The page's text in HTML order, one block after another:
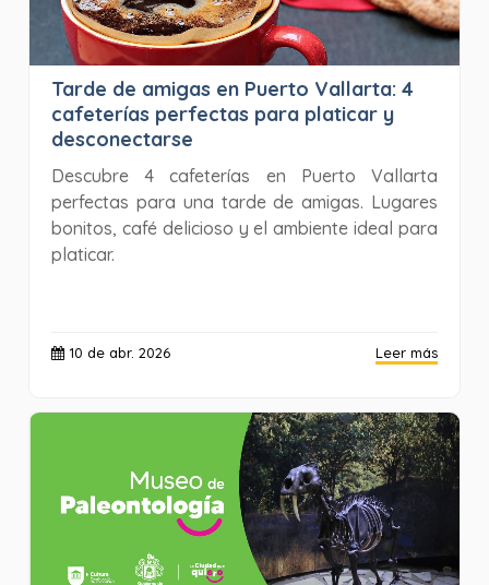
Tarde de amigas en Puerto Vallarta: 4
cafeterías perfectas para platicar y
desconectarse
Descubre 4 cafeterías en Puerto Vallarta
perfectas para una tarde de amigas. Lugares
bonitos, café delicioso y el ambiente ideal para
platicar.
10 de abr. 2026 Leer más